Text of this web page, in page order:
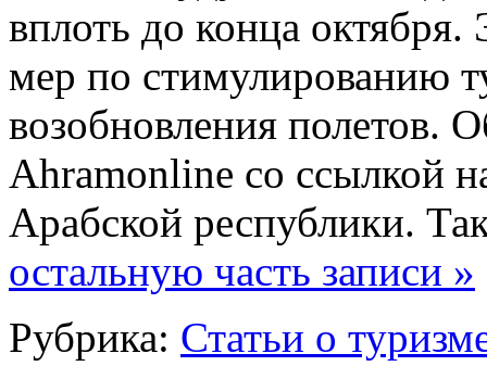
вплоть до конца
мер по стимулированию
возобновления полетов.
Ahramonline cо ссылкой
Арабской республики.
остальную часть записи »
Рубрика: Статьи о